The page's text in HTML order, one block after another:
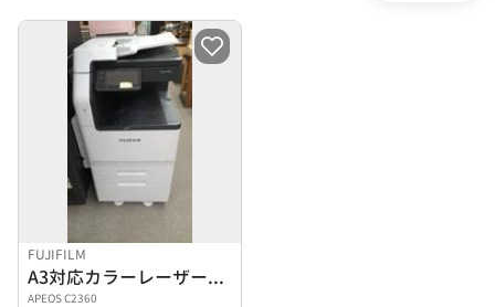
FUJIFILM
A3対応カラーレーザー複合機
APEOS C2360